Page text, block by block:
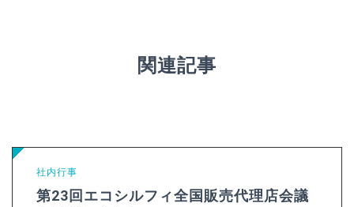
関連記事
社内行事
第23回エコシルフィ全国販売代理店会議